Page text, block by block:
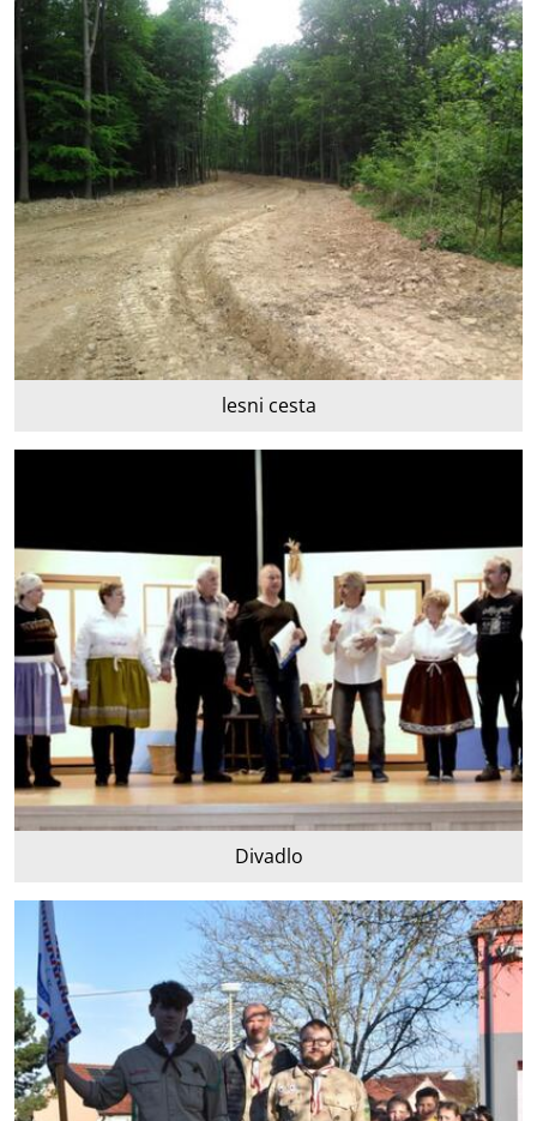
lesni cesta
Divadlo